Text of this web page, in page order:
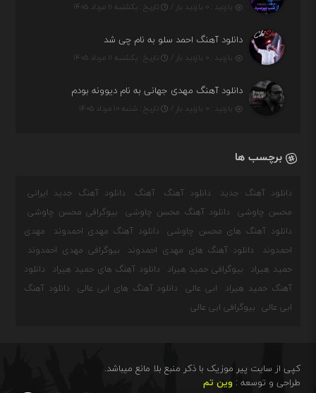
بازدید : ۰ بازدید بار / تاریخ : یکشنبه ۱۱ مرداد ۱۴۰۵
دانلود آهنگ احمد سلو به نام چی شد
بازدید : ۰ بازدید بار / تاریخ : یکشنبه ۱۱ مرداد ۱۴۰۵
دانلود آهنگ مهدی جهانی به نام دیوونه بودم
بازدید : ۰ بازدید بار / تاریخ : شنبه ۱۰ مرداد ۱۴۰۵
برچسب ها
دانلود آهنگ جدید دانلود آهنگ آهنگ
دانلود آهنگ جدید ایرانی
محسن چاوشی
دانلود آهنگ محسن چاوشی
بیوگرافی محسن چاوشی
دانلود آهنگ های محسن چاوشی
دانلود آهنگ مهدی احمدوند
مهدی
احمدوند
دانلود آهنگ های مهدی احمدوند
بیوگرافی مهدی احمدوند
حمید هیراد
بیوگرافی حمید هیراد دانلود آهنگ های حمید هیراد
دانلود
آهنگ حمید هیراد
ابی عالی دانلود آهنگ های ابی عالی
دانلود آهنگ
ابی عالی
بیوگرافی ابی عالی
کپی از سایت پیر موزیک با ذکر منبع بلا مانع میباشد.
طراحی و توسعه :وین تم